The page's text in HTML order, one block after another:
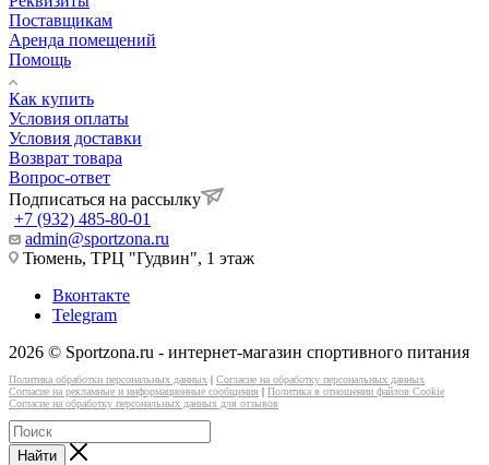
Поставщикам
Аренда помещений
Помощь
Как купить
Условия оплаты
Условия доставки
Возврат товара
Вопрос-ответ
Подписаться на рассылку
+7 (932) 485-80-01
admin@sportzona.ru
Тюмень, ТРЦ "Гудвин", 1 этаж
Вконтакте
Telegram
2026 © Sportzona.ru - интернет-магазин спортивного питания
Политика обработки персональных данных | Согласие на обработку персональных данных
Согласие на рекламные и информационные сообщения | Политика в отношении файлов Cookie
Согласие на обработку персональных данных для отзывов
Найти